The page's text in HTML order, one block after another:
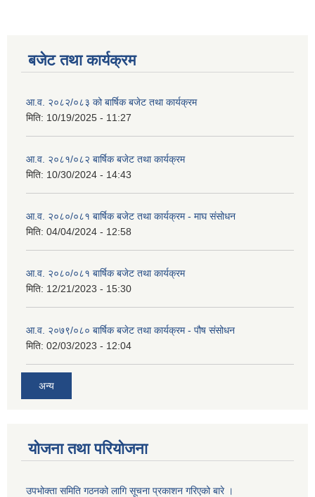
बजेट तथा कार्यक्रम
आ.व. २०८२/०८३ को बार्षिक बजेट तथा कार्यक्रम
मिति: 10/19/2025 - 11:27
आ.व. २०८१/०८२ बार्षिक बजेट तथा कार्यक्रम
मिति: 10/30/2024 - 14:43
आ.व. २०८०/०८१ बार्षिक बजेट तथा कार्यक्रम - माघ संसोधन
मिति: 04/04/2024 - 12:58
आ.व. २०८०/०८१ बार्षिक बजेट तथा कार्यक्रम
मिति: 12/21/2023 - 15:30
आ.व. २०७९/०८० बार्षिक बजेट तथा कार्यक्रम - पौष संसोधन
मिति: 02/03/2023 - 12:04
अन्य
योजना तथा परियोजना
उपभोक्ता समिति गठनको लागि सूचना प्रकाशन गरिएको बारे ।